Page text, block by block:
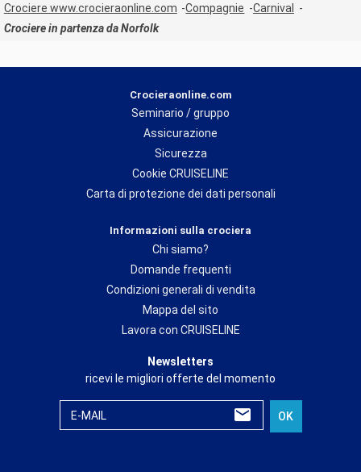
Crociere www.crocieraonline.com Compagnie
Carnival
Crociere in partenza da Norfolk
Crocieraonline.com
Seminario / gruppo
Assicurazione
Sicurezza
Cookie CRUISELINE
Carta di protezione dei dati personali
Informazioni sulla crociera
Chi siamo?
Domande frequenti
Condizioni generali di vendita
Mappa del sito
Lavora con CRUISELINE
Newsletters
ricevi le migliori offerte del momento
E-MAIL OK